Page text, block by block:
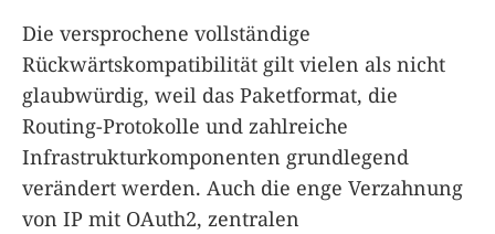
Die versprochene vollständige
Rückwärtskompatibilität gilt vielen als nicht
glaubwürdig, weil das Paketformat, die
Routing-Protokolle und zahlreiche
Infrastrukturkomponenten grundlegend
verändert werden. Auch die enge Verzahnung
von IP mit OAuth2, zentralen